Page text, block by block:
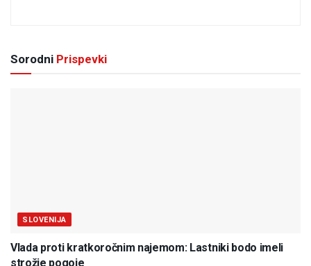
Sorodni Prispevki
SLOVENIJA
Vlada proti kratkoročnim najemom: Lastniki bodo imeli
strožje pogoje